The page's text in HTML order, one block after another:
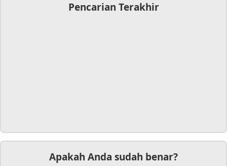
Pencarian Terakhir
Apakah Anda sudah benar?